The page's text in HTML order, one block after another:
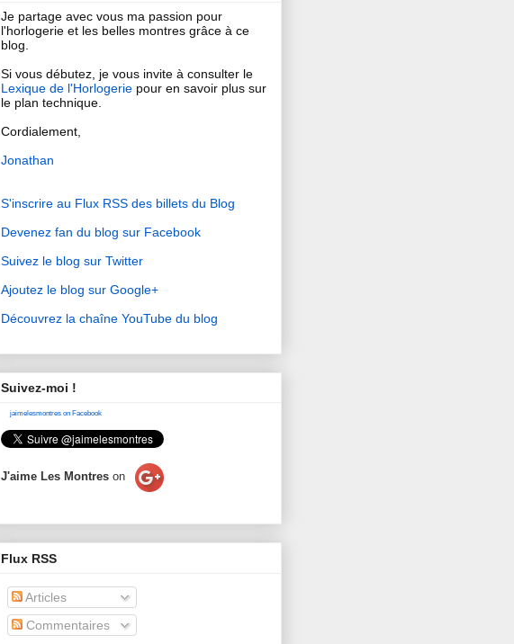
Je partage avec vous ma passion pour
l'horlogerie et les belles montres grâce à ce
blog.
Si vous débutez, je vous invite à consulter le
Lexique de l'Horlogerie pour en savoir plus sur
le plan technique.
Cordialement,
Jonathan
S'inscrire au Flux RSS des billets du Blog
Devenez fan du blog sur Facebook
Suivez le blog sur Twitter
Ajoutez le blog sur Google+
Découvrez la chaîne YouTube du blog
Suivez-moi !
jaimelesmontres on Facebook
J'aime Les Montres on
Flux RSS
Articles
Commentaires